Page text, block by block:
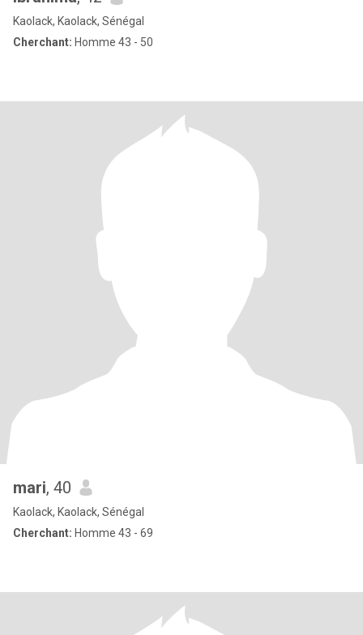
Kaolack, Kaolack, Sénégal
Cherchant: Homme 43 - 50
mari, 40
Kaolack, Kaolack, Sénégal
Cherchant: Homme 43 - 69